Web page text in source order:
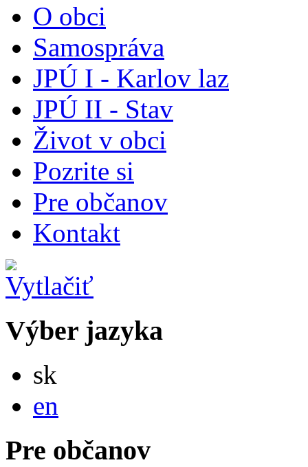
O obci
Samospráva
JPÚ I - Karlov laz
JPÚ II - Stav
Život v obci
Pozrite si
Pre občanov
Kontakt
Výber jazyka
sk
en
Pre občanov